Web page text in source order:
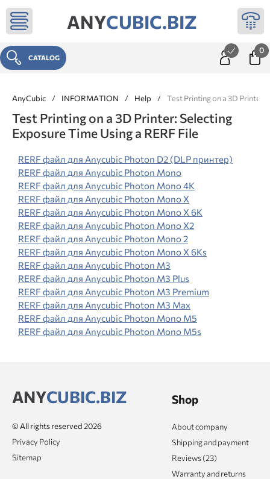
ANYCUBIC.BIZ
CATALOG
0
AnyCubic / INFORMATION / Help / Test Printing on a 3D Printer:
Test Printing on a 3D Printer: Selecting
Exposure Time Using a RERF File
RERF файл для Anycubic Photon D2 (DLP принтер)
RERF файл для Anycubic Photon Mono
RERF файл для Anycubic Photon Mono 4K
RERF файл для Anycubic Photon Mono X
RERF файл для Anycubic Photon Mono X 6K
RERF файл для Anycubic Photon Mono X2
RERF файл для Anycubic Photon Mono 2
RERF файл для Anycubic Photon Mono X 6Ks
RERF файл для Anycubic Photon M3
RERF файл для Anycubic Photon M3 Plus
RERF файл для Anycubic Photon M3 Premium
RERF файл для Anycubic Photon M3 Max
RERF файл для Anycubic Photon Mono M5
RERF файл для Anycubic Photon Mono M5s
ANYCUBIC.BIZ
© All rights reserved 2026
Privacy Policy
Sitemap
Shop
About company
Shipping and payment
Reviews (23)
Warranty and returns